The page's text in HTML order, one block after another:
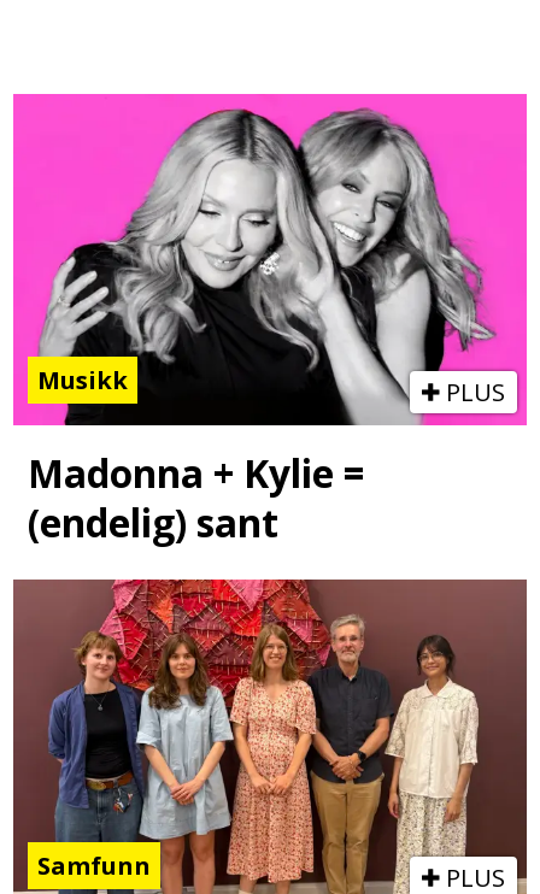
Musikk PLUS
Madonna + Kylie =
(endelig) sant
Samfunn PLUS